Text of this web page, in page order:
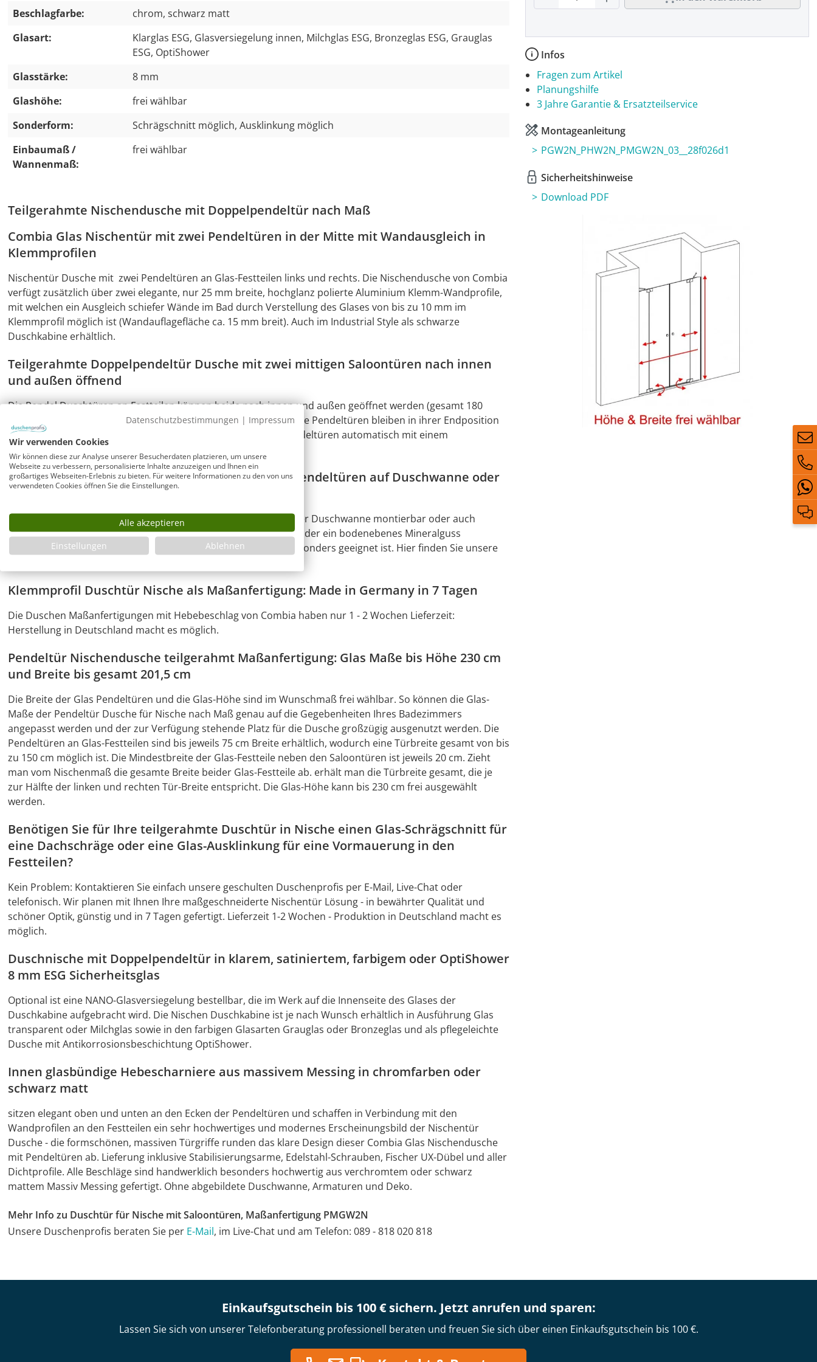
Infos
Fragen zum Artikel
Planungshilfe
3 Jahre Garantie & Ersatzteilservice
Montageanleitung
PGW2N_PHW2N_PMGW2N_03__28f026d1
Sicherheitshinweise
Download PDF
Beschlagfarbe:
chrom, schwarz matt
Glasart:
Klarglas ESG, Glasversiegelung innen, Milchglas ESG, Bronzeglas ESG, Grauglas
ESG, OptiShower
Glasstärke:
8 mm
Glashöhe:
frei wählbar
Sonderform:
Schrägschnitt möglich, Ausklinkung möglich
Einbaumaß /
Wannenmaß:
frei wählbar
Teilgerahmte Nischendusche mit Doppelpendeltür nach Maß
Combia Glas Nischentür mit zwei Pendeltüren in der Mitte mit Wandausgleich in
Klemmprofilen
Nischentür Dusche mit zwei Pendeltüren an Glas-Festteilen links und rechts. Die Nischendusche von Combia
verfügt zusätzlich über zwei elegante, nur 25 mm breite, hochglanz polierte Aluminium Klemm-Wandprofile,
mit welchen ein Ausgleich schiefer Wände im Bad durch Verstellung des Glases von bis zu 10 mm im
Klemmprofil möglich ist (Wandauflagefläche ca. 15 mm breit). Auch im Industrial Style als schwarze
Duschkabine erhältlich.
Teilgerahmte Doppelpendeltür Dusche mit zwei mittigen Saloontüren nach innen
und außen öffnend
Die Pendel Duschtüren an Festteilen können beide nach innen und außen geöffnet werden (gesamt 180
Grad) und erlauben einen großzügigen Einstieg in die Dusche. Die Pendeltüren bleiben in ihrer Endposition
stehen, bis circa 30 Grad Öffnungswinkel schließen die Glas Pendeltüren automatisch mit einem
Magnetverschluss.
Montage der teilgerahmten Nischendusche mit Pendeltüren auf Duschwanne oder
bodengleich
Die Nischendusche mit Pendeltüren an Wandprofilen ist auf einer Duschwanne montierbar oder auch
bodengleich, beispielsweise auf ein befliesbares Duschelement oder ein bodenebenes Mineralguss
Duschelement, wofür der der Hebe Beschlag der Pendeltüre besonders geeignet ist. Hier finden Sie unsere
Klemmprofil Duschtür Nische als Maßanfertigung: Made in Germany in 7 Tagen
Die Duschen Maßanfertigungen mit Hebebeschlag von Combia haben nur 1 - 2 Wochen Lieferzeit:
Herstellung in Deutschland macht es möglich.
Pendeltür Nischendusche teilgerahmt Maßanfertigung: Glas Maße bis Höhe 230 cm
und Breite bis gesamt 201,5 cm
Die Breite der Glas Pendeltüren und die Glas-Höhe sind im Wunschmaß frei wählbar. So können die Glas-
Maße der Pendeltür Dusche für Nische nach Maß genau auf die Gegebenheiten Ihres Badezimmers
angepasst werden und der zur Verfügung stehende Platz für die Dusche großzügig ausgenutzt werden. Die
Pendeltüren an Glas-Festteilen sind bis jeweils 75 cm Breite erhältlich, wodurch eine Türbreite gesamt von bis
zu 150 cm möglich ist. Die Mindestbreite der Glas-Festteile neben den Saloontüren ist jeweils 20 cm. Zieht
man vom Nischenmaß die gesamte Breite beider Glas-Festteile ab. erhält man die Türbreite gesamt, die je
zur Hälfte der linken und rechten Tür-Breite entspricht. Die Glas-Höhe kann bis 230 cm frei ausgewählt
werden.
Benötigen Sie für Ihre teilgerahmte Duschtür in Nische einen Glas-Schrägschnitt für
eine Dachschräge oder eine Glas-Ausklinkung für eine Vormauerung in den
Festteilen?
Kein Problem: Kontaktieren Sie einfach unsere geschulten Duschenprofis per E-Mail, Live-Chat oder
telefonisch. Wir planen mit Ihnen Ihre maßgeschneiderte Nischentür Lösung - in bewährter Qualität und
schöner Optik, günstig und in 7 Tagen gefertigt. Lieferzeit 1-2 Wochen - Produktion in Deutschland macht es
möglich.
Duschnische mit Doppelpendeltür in klarem, satiniertem, farbigem oder OptiShower
8 mm ESG Sicherheitsglas
Optional ist eine NANO-Glasversiegelung bestellbar, die im Werk auf die Innenseite des Glases der
Duschkabine aufgebracht wird. Die Nischen Duschkabine ist je nach Wunsch erhältlich in Ausführung Glas
transparent oder Milchglas sowie in den farbigen Glasarten Grauglas oder Bronzeglas und als pflegeleichte
Dusche mit Antikorrosionsbeschichtung OptiShower.
Innen glasbündige Hebescharniere aus massivem Messing in chromfarben oder
schwarz matt
sitzen elegant oben und unten an den Ecken der Pendeltüren und schaffen in Verbindung mit den
Wandprofilen an den Festteilen ein sehr hochwertiges und modernes Erscheinungsbild der Nischentür
Dusche - die formschönen, massiven Türgriffe runden das klare Design dieser Combia Glas Nischendusche
mit Pendeltüren ab. Lieferung inklusive Stabilisierungsarme, Edelstahl-Schrauben, Fischer UX-Dübel und aller
Dichtprofile. Alle Beschläge sind handwerklich besonders hochwertig aus verchromtem oder schwarz
mattem Massiv Messing gefertigt. Ohne abgebildete Duschwanne, Armaturen und Deko.
Mehr Info zu Duschtür für Nische mit Saloontüren, Maßanfertigung PMGW2N
Unsere Duschenprofis beraten Sie per E-Mail, im Live-Chat und am Telefon: 089 - 818 020 818
Einkaufsgutschein bis 100 € sichern. Jetzt anrufen und sparen:
Lassen Sie sich von unserer Telefonberatung professionell beraten und freuen Sie sich über einen Einkaufsgutschein bis 100 €.
Datenschutzbestimmungen | Impressum
Wir verwenden Cookies
Wir können diese zur Analyse unserer Besucherdaten platzieren, um unsere
Webseite zu verbessern, personalisierte Inhalte anzuzeigen und Ihnen ein
großartiges Webseiten-Erlebnis zu bieten. Für weitere Informationen zu den von uns
verwendeten Cookies öffnen Sie die Einstellungen.
Alle akzeptieren
Einstellungen
Ablehnen